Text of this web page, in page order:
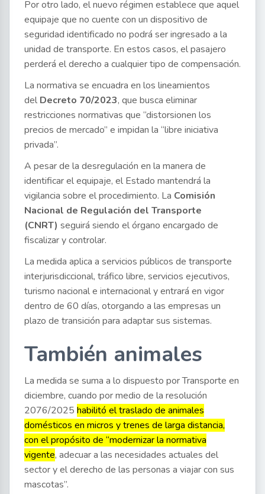
Por otro lado, el nuevo régimen establece que aquel
equipaje que no cuente con un dispositivo de
seguridad identificado no podrá ser ingresado a la
unidad de transporte. En estos casos, el pasajero
perderá el derecho a cualquier tipo de compensación.
La normativa se encuadra en los lineamientos
del Decreto 70/2023, que busca eliminar
restricciones normativas que “distorsionen los
precios de mercado” e impidan la “libre iniciativa
privada”.
A pesar de la desregulación en la manera de
identificar el equipaje, el Estado mantendrá la
vigilancia sobre el procedimiento. La Comisión
Nacional de Regulación del Transporte
(CNRT) seguirá siendo el órgano encargado de
fiscalizar y controlar.
La medida aplica a servicios públicos de transporte
interjurisdiccional, tráfico libre, servicios ejecutivos,
turismo nacional e internacional y entrará en vigor
dentro de 60 días, otorgando a las empresas un
plazo de transición para adaptar sus sistemas.
También animales
La medida se suma a lo dispuesto por Transporte en
diciembre, cuando por medio de la resolución
2076/2025 habilitó el traslado de animales
domésticos en micros y trenes de larga distancia,
con el propósito de “modernizar la normativa
vigente, adecuar a las necesidades actuales del
sector y el derecho de las personas a viajar con sus
mascotas”.